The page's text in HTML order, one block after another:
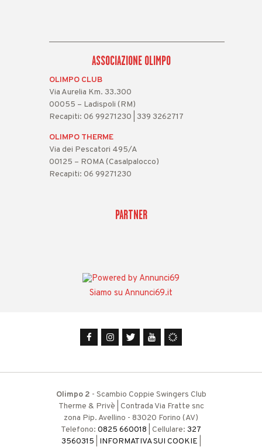
ASSOCIAZIONE OLIMPO
OLIMPO CLUB
Via Aurelia Km. 33.300
00055 – Ladispoli (RM)
Recapiti: 06 99271230 | 339 3262717
OLIMPO THERME
Via dei Pescatori 495/A
00125 – ROMA (Casalpalocco)
Recapiti: 06 99271230
PARTNER
Siamo su Annunci69.it
Olimpo 2 - Scambio Coppie Swingers Club
Therme & Privè | Contrada Via Fratte snc
zona Pip. Avellino - 83020 Forino (AV)
Telefono: 0825 660018 | Cellulare: 327
3560315
INFORMATIVA SUI COOKIE